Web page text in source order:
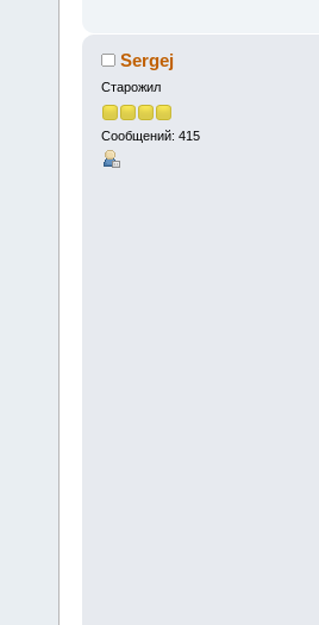
Sergej
Старожил
Сообщений: 415